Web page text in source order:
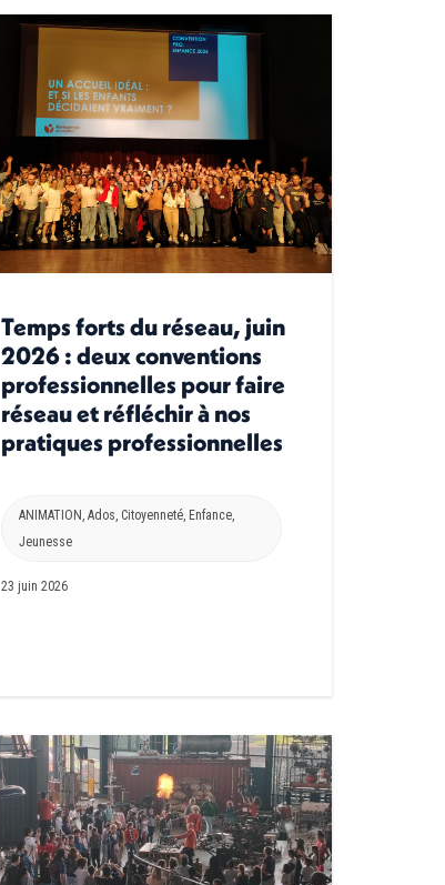
Temps forts du réseau, juin
2026 : deux conventions
professionnelles pour faire
réseau et réfléchir à nos
pratiques professionnelles
ANIMATION , Ados, Citoyenneté, Enfance,
Jeunesse
23 juin 2026